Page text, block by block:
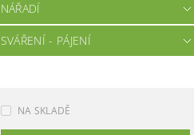
NÁŘADÍ
SVÁŘENÍ - PÁJENÍ
NA SKLADĚ